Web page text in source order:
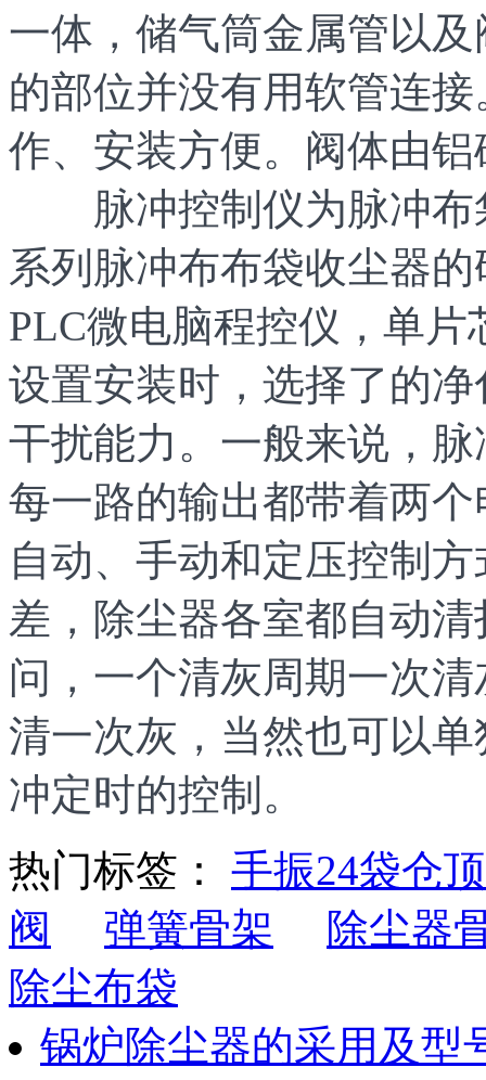
一体，储气筒金属管以
的部位并没有用软管连
作、安装方便。阀体由
脉冲控制仪为脉冲布
系列脉冲布布袋收尘器
PLC微电脑程控仪，单
设置安装时，选择了的
干扰能力。一般来说，
每一路的输出都带着两
自动、手动和定压控制
差，除尘器各室都自动
问，一个清灰周期一次
清一次灰，当然也可以
冲定时的控制。
热门标签： 手振24袋仓
阀
弹簧骨架
除尘器
除尘布袋
锅炉除尘器的采用及型